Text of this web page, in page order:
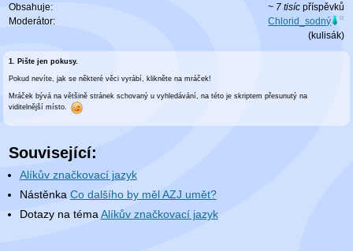
Obsahuje:
~ 7 tisícpříspěvků
Moderátor:
Chlorid_sodný
(kulisák)
1. Pište jen pokusy.
Pokud nevíte, jak se některé věci vyrábí, klikněte na mráček!
Mráček bývá na většině stránek schovaný u vyhledávání, na této je skriptem přesunutý na
viditelnější místo.
Související:
Alíkův značkovací jazyk
Nástěnka Co dalšího by měl AZJ umět?
Dotazy na téma Alíkův značkovací jazyk